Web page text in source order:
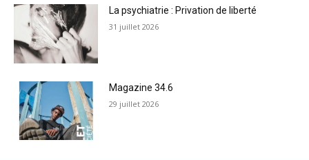
La psychiatrie : Privation de liberté
31 juillet 2026
Magazine 34.6
29 juillet 2026